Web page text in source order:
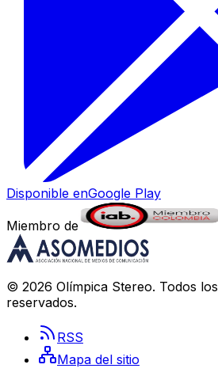
Disponible enGoogle Play
Miembro de
© 2026 Olímpica Stereo. Todos
reservados.
RSS
Mapa del sitio